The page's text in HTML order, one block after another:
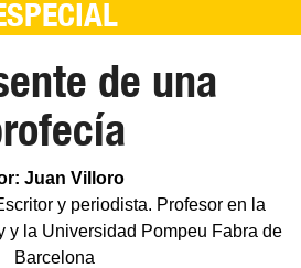
de una
Juan Villoro
y periodista. Profesor en la
y la Universidad Pompeu Fabra de
Barcelona